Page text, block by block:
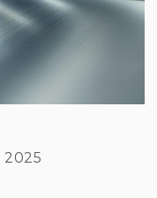
2025